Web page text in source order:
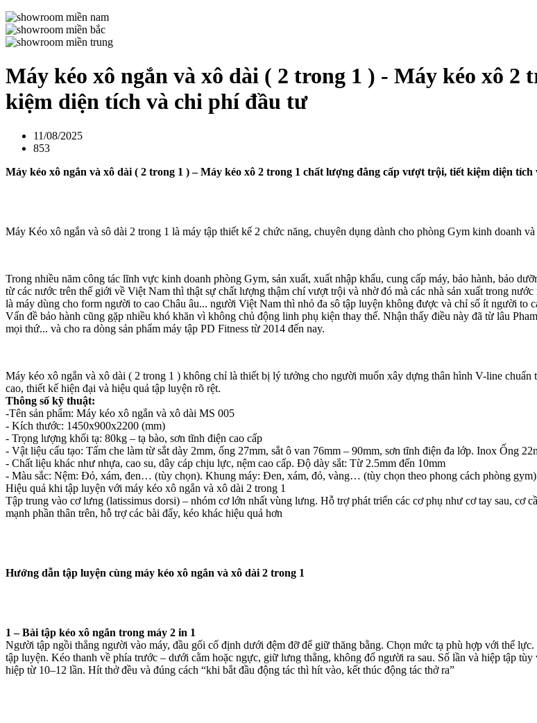
Máy kéo xô ngắn và xô dài ( 2 trong 1 ) - Máy kéo xô
kiệm diện tích và chi phí đầu tư
11/08/2025
853
Máy kéo xô ngắn và xô dài ( 2 trong 1 ) – Máy kéo xô 2 trong 1 chất lượng đẳng cấp vượt trội, tiết kiệm diện
Máy Kéo xô ngắn và sô dài 2 trong 1 là máy tập thiết kế 2 chức năng, chuyên dụng dành cho phòng Gym kinh doanh
Trong nhiều năm công tác lĩnh vực kinh doanh phòng Gym, sản xuất, xuất nhập khẩu, cung cấp máy, bảo hành, bảo
từ các nước trên thế giới về Việt Nam thì thật sự chất lượng thậm chí vượt trội và nhờ đó mà các nhà sản xuất trong
là máy dùng cho form người to cao Châu âu... người Việt Nam thì nhỏ đa sô tập luyện không được và chỉ số ít người
Vấn đề bảo hành cũng gặp nhiều khó khăn vì không chủ động linh phụ kiện thay thế. Nhận thấy điều này đã từ lâu
mọi thứ... và cho ra dòng sản phẩm máy tập PD Fitness từ 2014 đến nay.
Máy kéo xô ngắn và xô dài ( 2 trong 1 ) không chỉ là thiết bị lý tưởng cho người muốn xây dựng thân hình V-line
cao, thiết kế hiện đại và hiệu quả tập luyện rõ rệt.
Thông số kỹ thuật:
-Tên sản phẩm: Máy kéo xô ngắn và xô dài MS 005
- Kích thước: 1450x900x2200 (mm)
- Trọng lượng khối tạ: 80kg – tạ bào, sơn tĩnh điện cao cấp
- Vật liệu cấu tạo: Tấm che làm từ sắt dày 2mm, ống 27mm, sắt ô van 76mm – 90mm, sơn tĩnh điện đa lớp. Inox Ống
- Chất liệu khác như nhựa, cao su, dây cáp chịu lực, nệm cao cấp. Độ dày sắt: Từ 2.5mm đến 10mm
- Màu sắc: Nệm: Đỏ, xám, đen… (tùy chọn). Khung máy: Đen, xám, đỏ, vàng… (tùy chọn theo phong cách phòng gym)
Hiệu quả khi tập luyện với máy kéo xô ngắn và xô dài 2 trong 1
Tập trung vào cơ lưng (latissimus dorsi) – nhóm cơ lớn nhất vùng lưng. Hỗ trợ phát triển các cơ phụ như cơ tay sau,
mạnh phần thân trên, hỗ trợ các bài đẩy, kéo khác hiệu quả hơn
Hướng dẫn tập luyện cùng máy kéo xô ngắn và xô dài 2 trong 1
1 – Bài tập kéo xô ngắn trong máy 2 in 1
Người tập ngồi thẳng người vào máy, đầu gối cố định dưới đệm đỡ để giữ thăng bằng. Chọn mức tạ phù hợp với thể
tập luyện. Kéo thanh về phía trước – dưới cằm hoặc ngực, giữ lưng thẳng, không đổ người ra sau. Số lần và hiệp tập
hiệp từ 10–12 lần. Hít thở đều và đúng cách “khi bắt đầu động tác thì hít vào, kết thúc động tác thở ra”